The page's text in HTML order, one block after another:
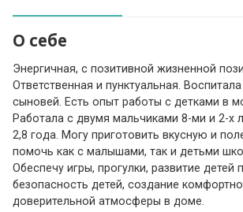
О себе
Энергичная, с позитивной жизненной
Ответственная и пунктуальная.
сыновей. Есть опыт работы с детками в
Работала с двумя мальчиками 8-ми и 2-х
2,8 года. Могу приготовить вкусную и
помочь как с малышами, так и детьми
Обеспечу игры, прогулки, развитие детей
безопасность детей, создание
доверительной атмосферы в доме.